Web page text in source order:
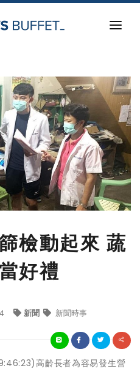
檢動起來 蔬
好禮
新聞 新聞時事
高齡長者為容易發生營